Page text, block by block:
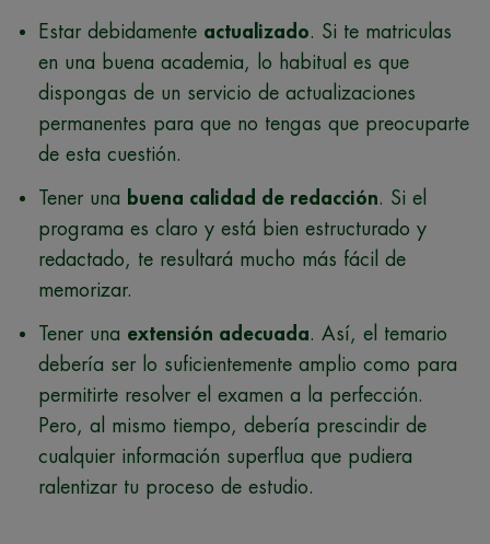
Estar debidamente actualizado. Si te matriculas
en una buena academia, lo habitual es que
dispongas de un servicio de actualizaciones
permanentes para que no tengas que preocuparte
de esta cuestión.
Tener una buena calidad de redacción. Si el
programa es claro y está bien estructurado y
redactado, te resultará mucho más fácil de
memorizar.
Tener una extensión adecuada. Así, el temario
debería ser lo suficientemente amplio como para
permitirte resolver el examen a la perfección.
Pero, al mismo tiempo, debería prescindir de
cualquier información superflua que pudiera
ralentizar tu proceso de estudio.